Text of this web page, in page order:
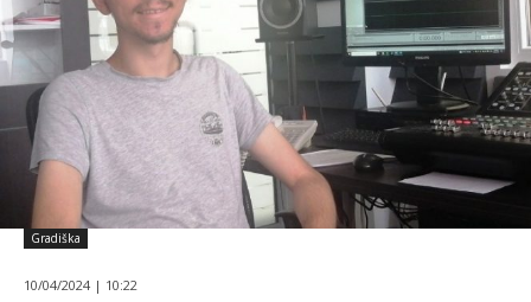
Gradiška
10/04/2024 | 10:22